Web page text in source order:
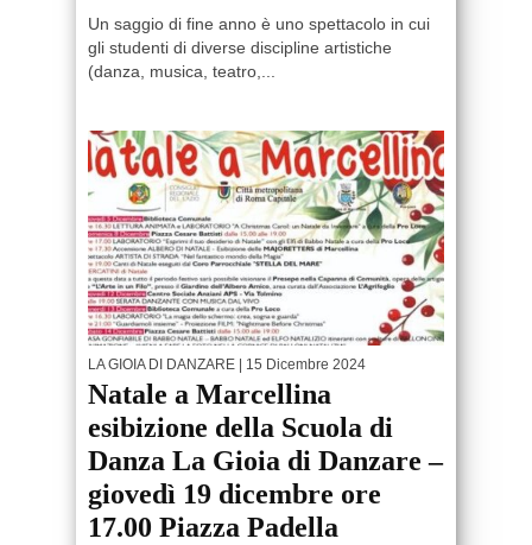
Un saggio di fine anno è uno spettacolo in cui
gli studenti di diverse discipline artistiche
(danza, musica, teatro,...
LA GIOIA DI DANZARE | 15 Dicembre 2024
Natale a Marcellina
esibizione della Scuola di
Danza La Gioia di Danzare –
giovedì 19 dicembre ore
17.00 Piazza Padella